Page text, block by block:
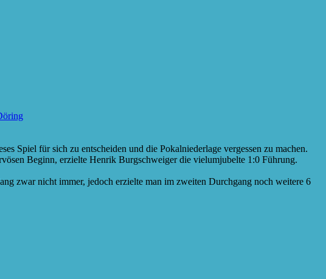
Spiel für sich zu entscheiden und die Pokalniederlage vergessen zu machen.
Beginn, erzielte Henrik Burgschweiger die vielumjubelte 1:0 Führung.
zwar nicht immer, jedoch erzielte man im zweiten Durchgang noch weitere 6